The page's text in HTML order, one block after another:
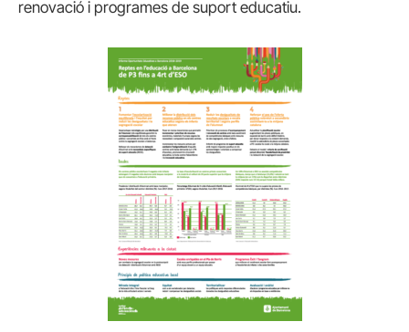
renovació i programes de suport educatiu.